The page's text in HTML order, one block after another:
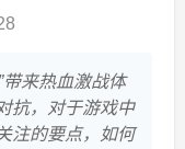
带来热血激战体
抗，对于游戏中
注的要点，如何